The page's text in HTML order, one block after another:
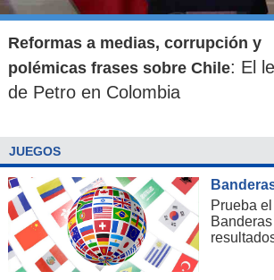
Reformas a medias, corrupción y
polémicas frases sobre Chile: El
de Petro en Colombia
JUEGOS
Prueba